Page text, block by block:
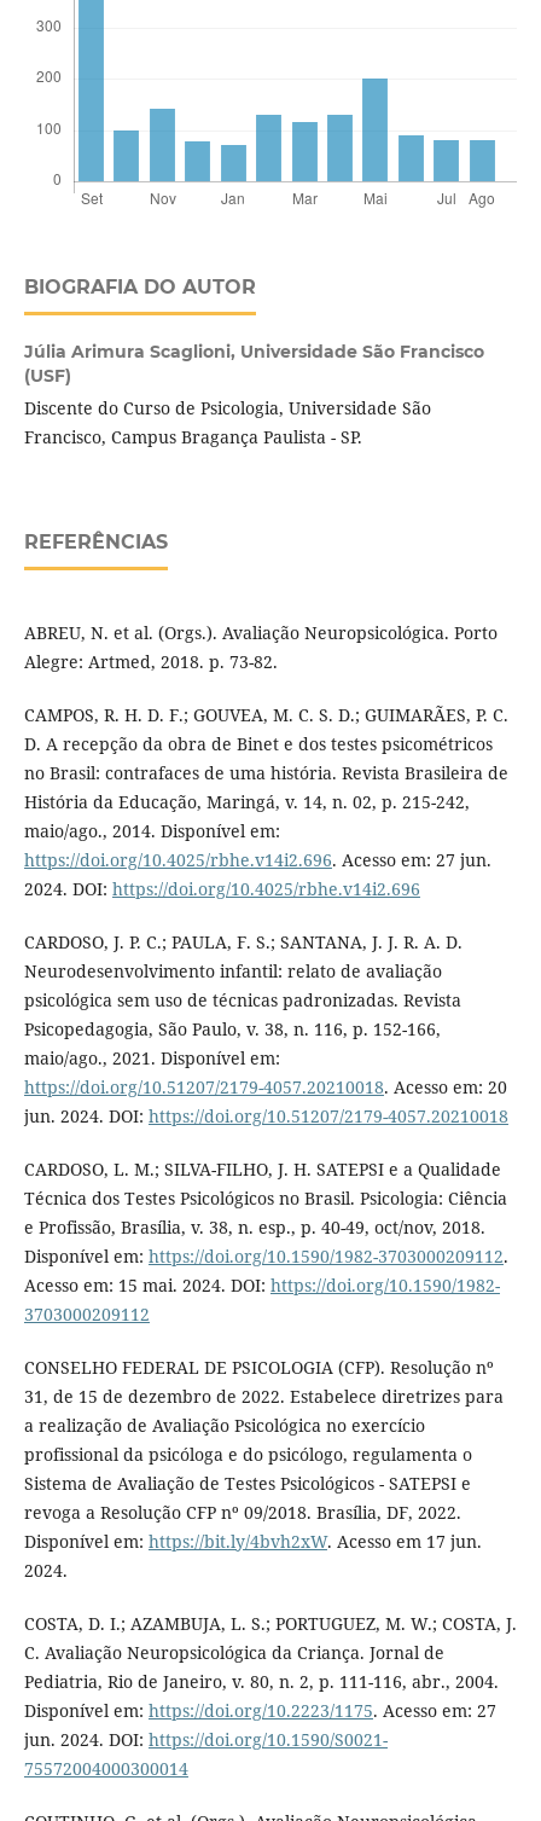
BIOGRAFIA DO AUTOR
Júlia Arimura Scaglioni, Universidade São Francisco
(USF)
Discente do Curso de Psicologia, Universidade São
Francisco, Campus Bragança Paulista - SP.
REFERÊNCIAS
ABREU, N. et al. (Orgs.). Avaliação Neuropsicológica. Porto
Alegre: Artmed, 2018. p. 73-82.
CAMPOS, R. H. D. F.; GOUVEA, M. C. S. D.; GUIMARÃES, P. C.
D. A recepção da obra de Binet e dos testes psicométricos
no Brasil: contrafaces de uma história. Revista Brasileira de
História da Educação, Maringá, v. 14, n. 02, p. 215-242,
maio/ago., 2014. Disponível em:
https://doi.org/10.4025/rbhe.v14i2.696. Acesso em: 27 jun.
2024. DOI: https://doi.org/10.4025/rbhe.v14i2.696
CARDOSO, J. P. C.; PAULA, F. S.; SANTANA, J. J. R. A. D.
Neurodesenvolvimento infantil: relato de avaliação
psicológica sem uso de técnicas padronizadas. Revista
Psicopedagogia, São Paulo, v. 38, n. 116, p. 152-166,
maio/ago., 2021. Disponível em:
https://doi.org/10.51207/2179-4057.20210018. Acesso em: 20
jun. 2024. DOI: https://doi.org/10.51207/2179-4057.20210018
CARDOSO, L. M.; SILVA-FILHO, J. H. SATEPSI e a Qualidade
Técnica dos Testes Psicológicos no Brasil. Psicologia: Ciência
e Profissão, Brasília, v. 38, n. esp., p. 40-49, oct/nov, 2018.
Disponível em: https://doi.org/10.1590/1982-3703000209112.
Acesso em: 15 mai. 2024. DOI: https://doi.org/10.1590/1982-
3703000209112
CONSELHO FEDERAL DE PSICOLOGIA (CFP). Resolução nº
31, de 15 de dezembro de 2022. Estabelece diretrizes para
a realização de Avaliação Psicológica no exercício
profissional da psicóloga e do psicólogo, regulamenta o
Sistema de Avaliação de Testes Psicológicos - SATEPSI e
revoga a Resolução CFP nº 09/2018. Brasília, DF, 2022.
Disponível em: https://bit.ly/4bvh2xW. Acesso em 17 jun.
2024.
COSTA, D. I.; AZAMBUJA, L. S.; PORTUGUEZ, M. W.; COSTA, J.
C. Avaliação Neuropsicológica da Criança. Jornal de
Pediatria, Rio de Janeiro, v. 80, n. 2, p. 111-116, abr., 2004.
Disponível em: https://doi.org/10.2223/1175. Acesso em: 27
jun. 2024. DOI: https://doi.org/10.1590/S0021-
75572004000300014